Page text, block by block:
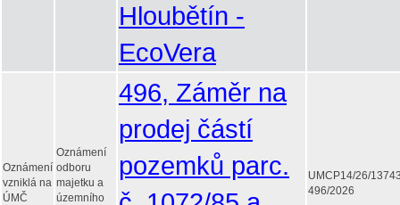
Hloubětín -
EcoVera
Oznámení
vzniklá na
ÚMČ
Oznámení
odboru
majetku a
územního
496, Záměr na
prodej částí
pozemků parc.
UMCP14/26/
496/2026